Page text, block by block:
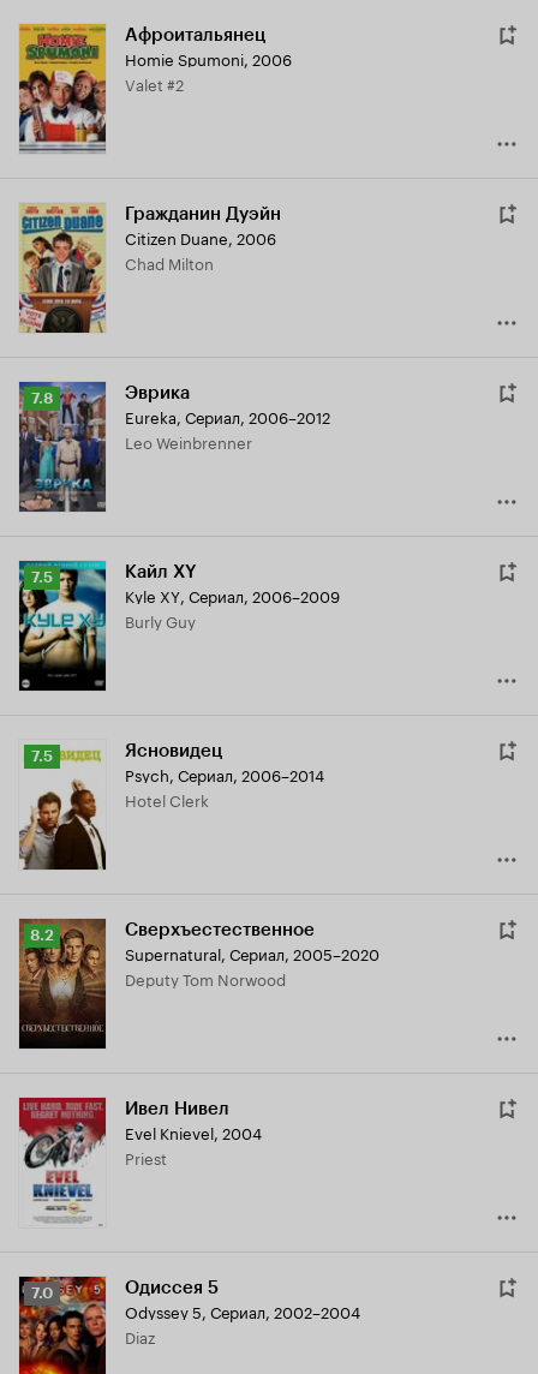
Афроитальянец
Homie Spumoni, 2006
Valet #2
Гражданин Дуэйн
Citizen Duane, 2006
Chad Milton
Рейтинг
Кинопоиска
7.8
7.8 Эврика
Eureka, Сериал, 2006–2012
Leo Weinbrenner
Рейтинг
Кинопоиска
7.5
7.5 Кайл XY
Kyle XY, Сериал, 2006–2009
Burly Guy
Рейтинг
Кинопоиска
7.5
7.5 Ясновидец
Psych, Сериал, 2006–2014
Hotel Clerk
Рейтинг
Кинопоиска
8.2
8.2 Сверхъестественное
Supernatural, Сериал, 2005–2020
Deputy Tom Norwood
Ивел Нивел
Evel Knievel, 2004
Priest
Рейтинг
Кинопоиска
7.0
7.0 Одиссея 5
Odyssey 5, Сериал, 2002–2004
Diaz